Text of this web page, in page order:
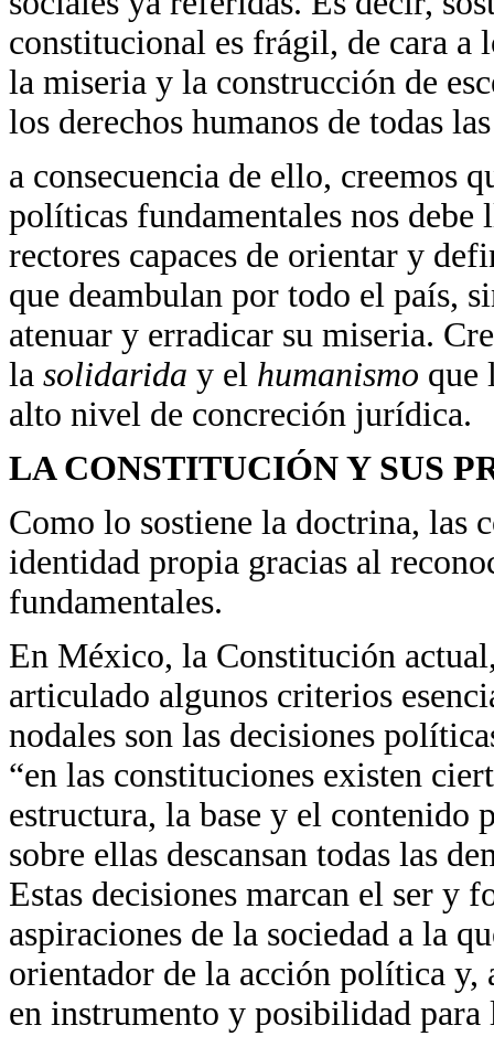
constitucional es frágil, de cara a
la miseria y la construcción de
los derechos humanos de todas
a consecuencia de ello, creemos
políticas fundamentales nos
rectores capaces de orientar y
que deambulan por todo el país,
atenuar y erradicar su miseria.
la solidarida y el humanismo que
alto nivel de concreción jurídica.
LA CONSTITUCIÓN Y SUS
Como lo sostiene la doctrina, las
identidad propia gracias al
fundamentales.
En México, la Constitución
articulado algunos criterios
nodales son las decisiones
“en las constituciones existen
estructura, la base y el
sobre ellas descansan todas las
Estas decisiones marcan el ser y
aspiraciones de la sociedad a la
orientador de la acción política y,
en instrumento y posibilidad para